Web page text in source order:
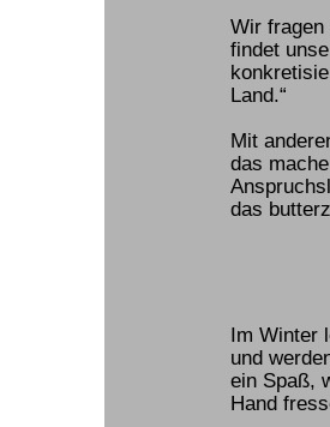
Wir fragen
findet
Land.“
Mit
das
das
Im Winter
und
ein Spaß,
Hand